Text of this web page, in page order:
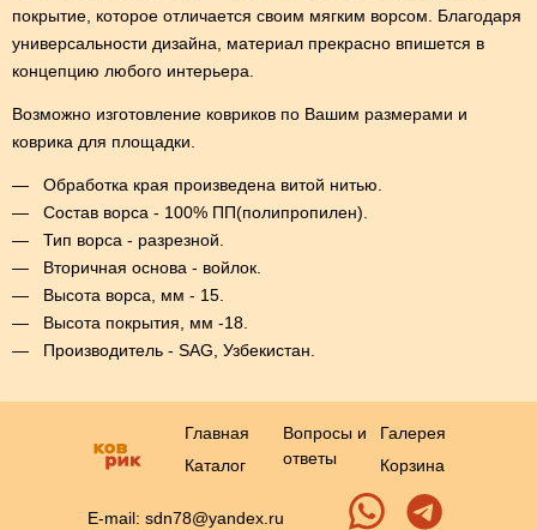
покрытие, которое отличается своим мягким ворсом. Благодаря
универсальности дизайна, материал прекрасно впишется в
концепцию любого интерьера.
Возможно изготовление ковриков по Вашим размерами и
коврика для площадки.
Обработка края произведена витой нитью.
Состав ворса - 100% ПП(полипропилен).
Тип ворса - разрезной.
Вторичная основа - войлок.
Высота ворса, мм - 15.
Высота покрытия, мм -18.
Производитель - SAG, Узбекистан.
Главная
Каталог
E-mail: sdn78@yandex.ru
Галерея
Вопросы и
ответы
Корзина